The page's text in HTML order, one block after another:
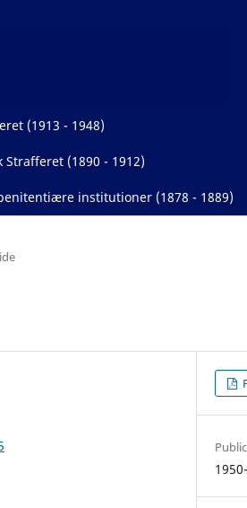
(1913 - 1948)
(1890 - 1912)
institutioner (1878 - 1889)